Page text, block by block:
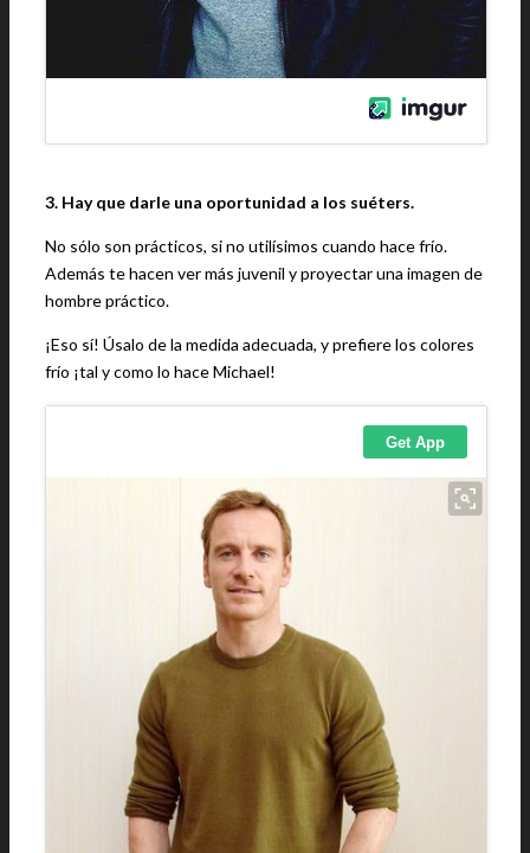
3. Hay que darle una oportunidad a los suéters.
No sólo son prácticos, si no utilísimos cuando hace frío.
Además te hacen ver más juvenil y proyectar una imagen de
hombre práctico.
¡Eso sí! Úsalo de la medida adecuada, y prefiere los colores
frío ¡tal y como lo hace Michael!